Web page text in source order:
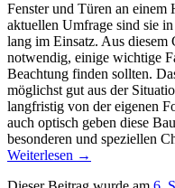
Fenster und Türen an einem
aktuellen Umfrage sind sie
lang im Einsatz. Aus diesem
notwendig, einige wichtige
Beachtung finden sollten.
möglichst gut aus der
langfristig von der eigenen
auch optisch geben diese
besonderen und speziellen
Weiterlesen →